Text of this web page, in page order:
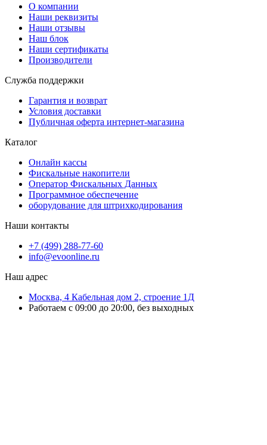
О компании
Наши реквизиты
Наши отзывы
Наш блок
Наши сертификаты
Производители
Служба поддержки
Гарантия и возврат
Условия доставки
Публичная оферта интернет-магазина
Каталог
Онлайн кассы
Фискальные накопители
Оператор Фискальных Данных
Программное обеспечение
оборудование для штрихкодирования
Наши контакты
+7 (499) 288-77-60
info@evoonline.ru
Наш адрес
Москва, 4 Кабельная дом 2, строение 1Д
Работаем с 09:00 до 20:00, без выходных